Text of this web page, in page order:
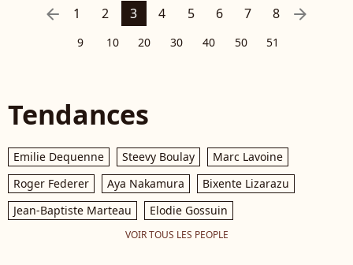
met un
expert sur
arrow_left 1 2 3 4 5 6 7 8
9 10 20 30 40 50 51
arrow_right
Tendances
Emilie Dequenne Steevy Boulay
Marc Lavoine
Roger Federer
Aya Nakamura
Bixente Lizarazu
Jean-Baptiste Marteau
Elodie Gossuin
VOIR TOUS LES PEOPLE